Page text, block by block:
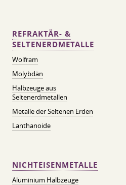
REFRAKTÄR- &
SELTENERDMETALLE
Wolfram
Molybdän
Halbzeuge aus
Seltenerdmetallen
Metalle der Seltenen Erden
Lanthanoide
NICHTEISENMETALLE
Aluminium Halbzeuge